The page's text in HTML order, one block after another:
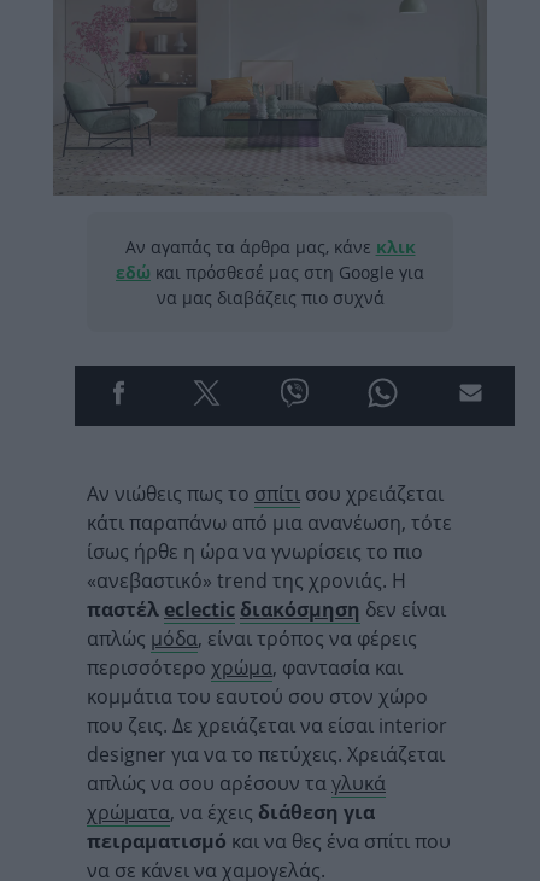
Αν αγαπάς τα άρθρα μας, κάνε κλικ
εδώ και πρόσθεσέ μας στη Google για
να μας διαβάζεις πιο συχνά
Αν νιώθεις πως το σπίτι σου χρειάζεται
κάτι παραπάνω από μια ανανέωση, τότε
ίσως ήρθε η ώρα να γνωρίσεις το πιο
«ανεβαστικό» trend της χρονιάς. Η
παστέλ eclectic διακόσμηση δεν είναι
απλώς μόδα, είναι τρόπος να φέρεις
περισσότερο χρώμα, φαντασία και
κομμάτια του εαυτού σου στον χώρο
που ζεις. Δε χρειάζεται να είσαι interior
designer για να το πετύχεις. Χρειάζεται
απλώς να σου αρέσουν ταγλυκά
χρώματα, να έχεις διάθεση για
πειραματισμό και να θες ένα σπίτι που
να σε κάνει να χαμογελάς.